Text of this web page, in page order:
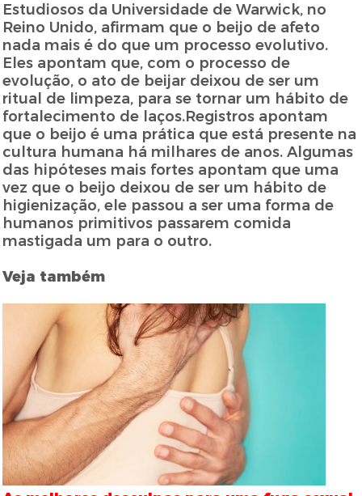
Estudiosos da Universidade de Warwick, no
Reino Unido, afirmam que o beijo de afeto
nada mais é do que um processo evolutivo.
Eles apontam que, com o processo de
evolução, o ato de beijar deixou de ser um
ritual de limpeza, para se tornar um hábito de
fortalecimento de laços.Registros apontam
que o beijo é uma prática que está presente na
cultura humana há milhares de anos. Algumas
das hipóteses mais fortes apontam que uma
vez que o beijo deixou de ser um hábito de
higienização, ele passou a ser uma forma de
humanos primitivos passarem comida
mastigada um para o outro.
Veja também